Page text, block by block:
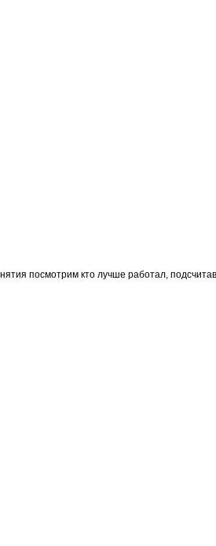
посмотрим кто лучше работал, подсчитав